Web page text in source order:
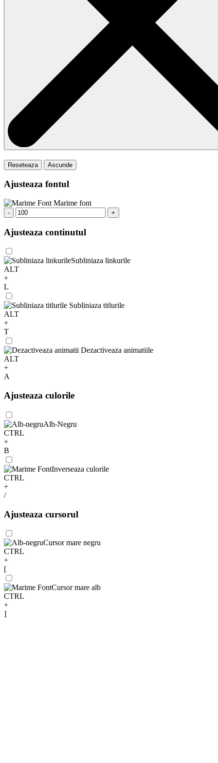
Reseteaza Ascunde
Ajusteaza fontul
Marime font
- +
Ajusteaza continutul
Subliniaza linkurile
ALT
+
L
Subliniaza titlurile
ALT
+
T
Dezactiveaza animatiile
ALT
+
A
Ajusteaza culorile
Alb-Negru
CTRL
+
B
Inverseaza culorile
CTRL
+
/
Ajusteaza cursorul
Cursor mare negru
CTRL
+
[
Cursor mare alb
CTRL
+
]